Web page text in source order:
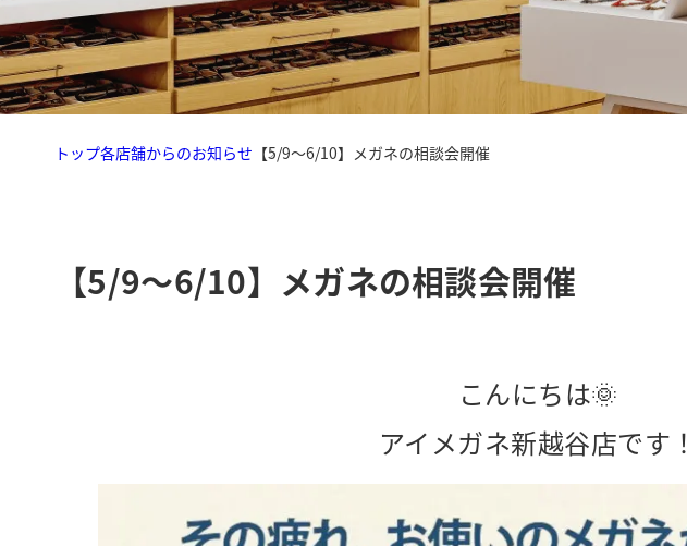
トップ各店舗からのお知らせ 【5/9～6/10】メガネの相談会開催
【5/9～6/10】メガネの相談会開催
こんにちは🌞
アイメガネ新越谷店です！